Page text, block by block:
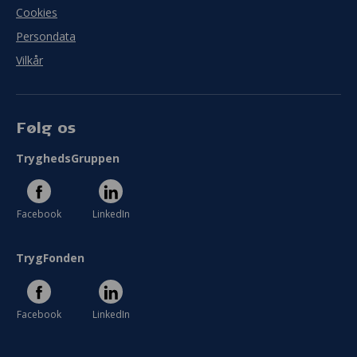
Cookies
Persondata
Vilkår
Følg os
TryghedsGruppen
Facebook LinkedIn
TrygFonden
Facebook LinkedIn